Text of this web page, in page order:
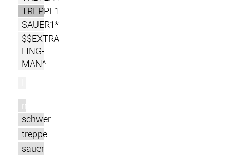
TREPPE1
SAUER1*
$$EXTRA-
LING-
MAN^
m
schwer
treppe
sauer